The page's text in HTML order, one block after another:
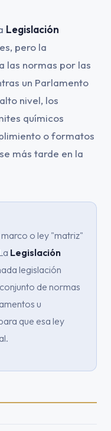
Legislación
pero la
las normas por las
un Parlamento
nivel, los
químicos
o formatos
más tarde en la
marco o ley "matriz"
Legislación
legislación
de normas
u
que esa ley